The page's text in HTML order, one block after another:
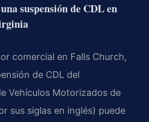
suspensión de CDL en
comercial en Falls Church,
de CDL del
Vehículos Motorizados de
sus siglas en inglés) puede